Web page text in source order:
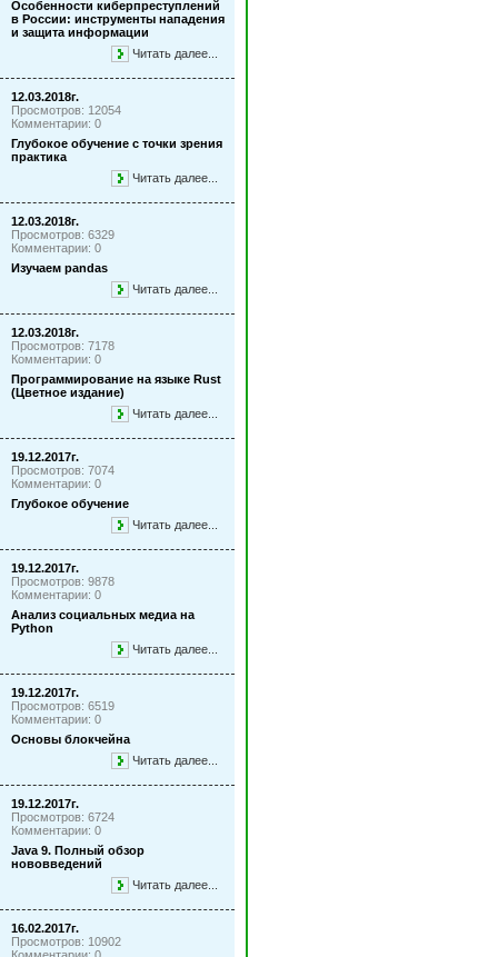
Особенности киберпреступлений
в России: инструменты нападения
и защита информации
Читать далее...
12.03.2018г.
Просмотров: 12054
Комментарии: 0
Глубокое обучение с точки зрения
практика
Читать далее...
12.03.2018г.
Просмотров: 6329
Комментарии: 0
Изучаем pandas
Читать далее...
12.03.2018г.
Просмотров: 7178
Комментарии: 0
Программирование на языке Rust
(Цветное издание)
Читать далее...
19.12.2017г.
Просмотров: 7074
Комментарии: 0
Глубокое обучение
Читать далее...
19.12.2017г.
Просмотров: 9878
Комментарии: 0
Анализ социальных медиа на
Python
Читать далее...
19.12.2017г.
Просмотров: 6519
Комментарии: 0
Основы блокчейна
Читать далее...
19.12.2017г.
Просмотров: 6724
Комментарии: 0
Java 9. Полный обзор
нововведений
Читать далее...
16.02.2017г.
Просмотров: 10902